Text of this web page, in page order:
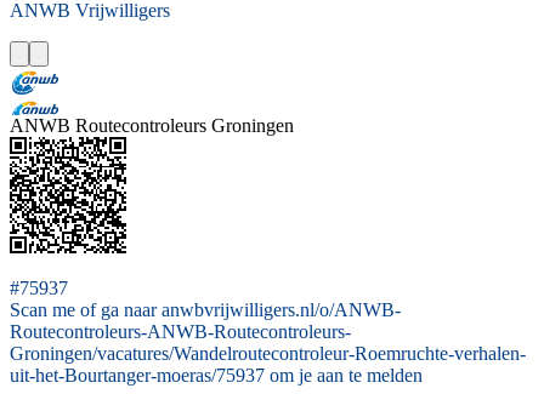
ANWB Vrijwilligers
ANWB Routecontroleurs Groningen
#75937
Scan me of ga naar anwbvrijwilligers.nl/o/ANWB-
Routecontroleurs-ANWB-Routecontroleurs-
Groningen/vacatures/Wandelroutecontroleur-Roemruchte-verhalen-
uit-het-Bourtanger-moeras/75937 om je aan te melden